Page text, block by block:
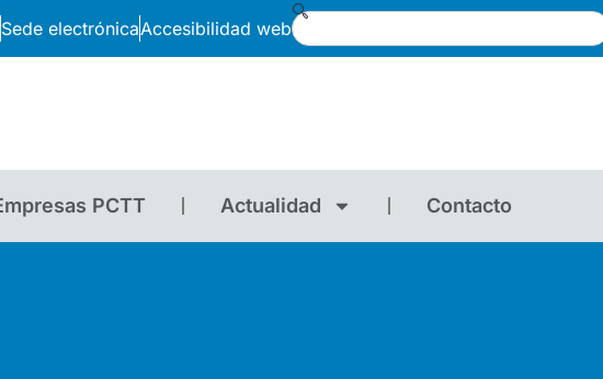
Sede electrónicaAccesibilidad web
PCTT Actualidad Contacto